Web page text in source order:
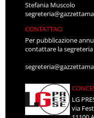
Stefania Muscolo
CONTATTACI
Per pubblicazione
contattare la
LG
via